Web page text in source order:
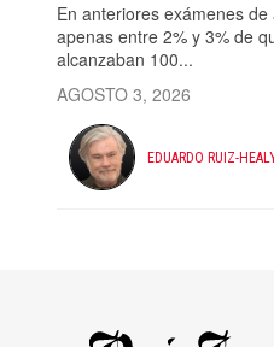
En anteriores exámenes
apenas entre 2% y 3% de
alcanzaban 100...
AGOSTO 3, 2026
EDUARDO RUIZ-